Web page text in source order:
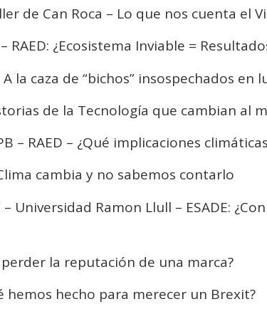
de Can Roca – Lo que nos cuenta el
– RAED: ¿Ecosistema Inviable =
A la caza de “bichos” insospechados
de la Tecnología que cambian al
– RAED – ¿Qué implicaciones
cambia y no sabemos contarlo
– Universidad Ramon Llull – ESADE:
perder la reputación de una marca?
hemos hecho para merecer un Brexit?